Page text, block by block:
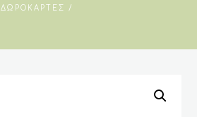
ΔΩΡΟΚΆΡΤΕΣ